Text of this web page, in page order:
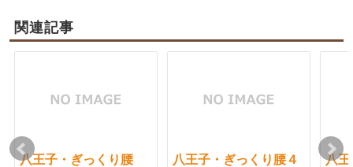
関連記事
八王子・ぎっくり腰
八王子・ぎっくり腰４
八